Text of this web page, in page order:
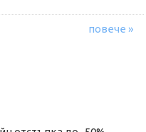
повече »